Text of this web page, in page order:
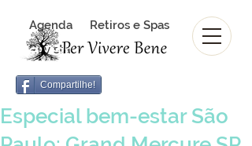
Agenda
Revista
Retiros e Spas
Revista Per Vivere Bene
Compartilhe!
Especial bem-estar São